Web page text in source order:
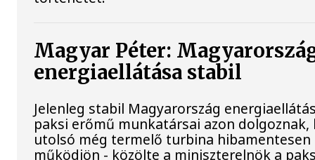
Magyar Péter:
energiaellátása stabil
Jelenleg stabil Magyarország
paksi erőmű munkatársai azon dolgoznak,
utolsó még termelő turbina hibamentesen
működjön - közölte a miniszterelnök a